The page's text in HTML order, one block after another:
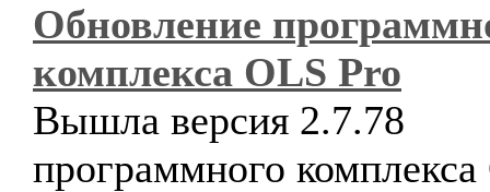
Обновление
комплекса OLS Pro
Вышла версия 2.7.78
программного